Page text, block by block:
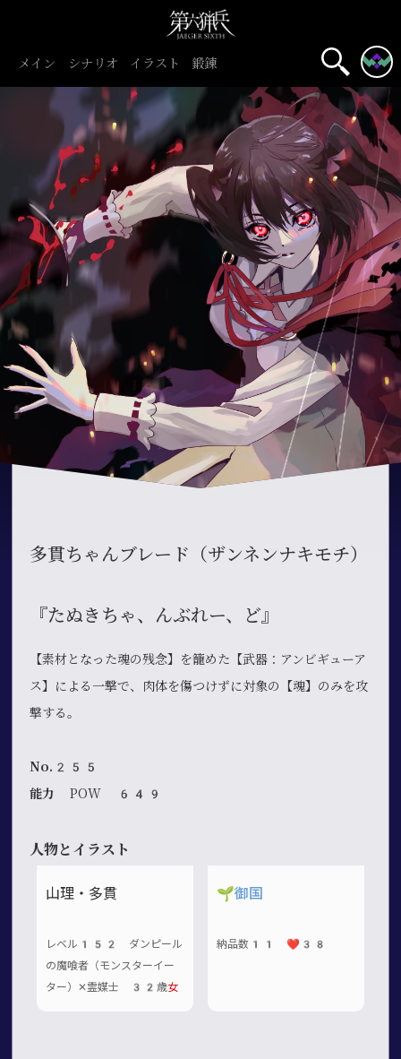
メイン シナリオ イラスト 鍛錬
多貫ちゃんブレード（ザンネンナキモチ）
『たぬきちゃ、んぶれー、ど』
【素材となった魂の残念】を籠めた【武器：アンビギューア
ス】による一撃で、肉体を傷つけずに対象の【魂】のみを攻
撃する。
No.255
能力POW 649
人物とイラスト
山理・多貫
レベル152 ダンピール
の魔喰者（モンスターイー
ター）✕霊媒士 32歳女
🌱御国
納品数11 ❤️38